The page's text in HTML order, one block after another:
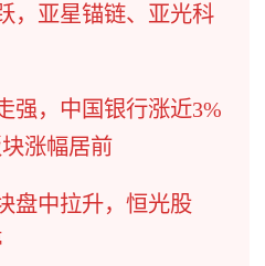
，亚星锚链、亚光科
强，中国银行涨近3%
涨幅居前
盘中拉升，恒光股